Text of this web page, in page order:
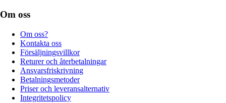
Om oss
Om oss?
Kontakta oss
Försäljningsvillkor
Returer och återbetalningar
Ansvarsfriskrivning
Betalningsmetoder
Priser och leveransalternativ
Integritetspolicy